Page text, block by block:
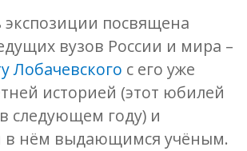
экспозиции посвящена
вузов России и мира –
Лобачевского с его уже
историей (этот юбилей
следующем году) и
в нём выдающимся учёным.